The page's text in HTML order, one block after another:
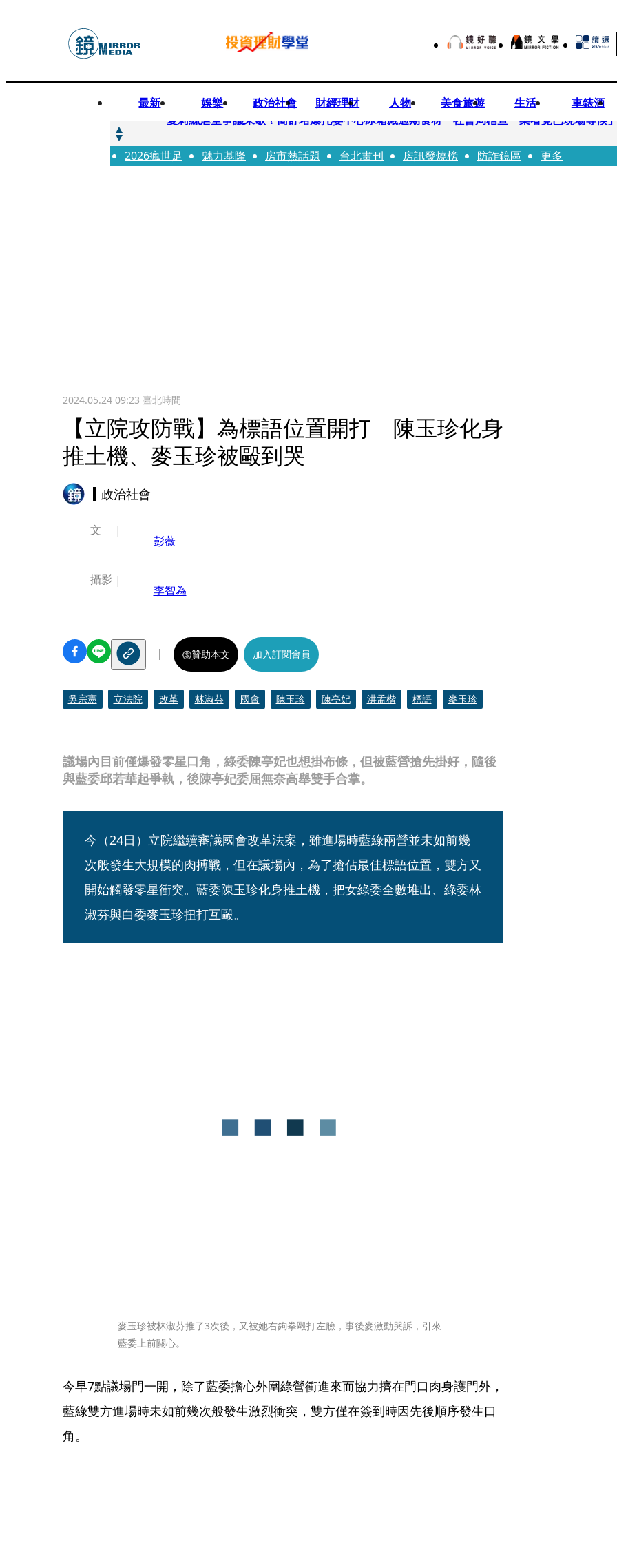
最新 娛樂 政治社會 財經理財 人物 美食旅遊 生活 車錶酒
快訊
夏莉絲虐童爭議未歇！簡舒培爆托嬰中心冰箱藏過期食材 社會局稽查「業者竟已現場等候
快訊
疊單計時算法現歧異 外送工會開戰Uber Eats
2026瘋世足 魅力基隆 房市熱話題 台北畫刊 房訊發燒榜 防詐鏡區 更多
2024.05.24 09:23 臺北時間
【立院攻防戰】為標語位置開打 陳玉珍化身
推土機、麥玉珍被毆到哭
政治社會
議場內目前僅爆發零星口角，綠委陳亭妃也想掛布條，但被藍營搶先掛好，隨後
與藍委邱若華起爭執，後陳亭妃委屈無奈高舉雙手合掌。
文
彭薇
攝影
李智為
贊助本文 加入訂閱會員
吳宗憲 立法院 改革 林淑芬 國會 陳玉珍 陳亭妃 洪孟楷 標語 麥玉珍
今（24日）立院繼續審議國會改革法案，雖進場時藍綠兩營並未如前幾
次般發生大規模的肉搏戰，但在議場內，為了搶佔最佳標語位置，雙方又
開始觸發零星衝突。藍委陳玉珍化身推土機，把女綠委全數堆出、綠委林
淑芬與白委麥玉珍扭打互毆。
麥玉珍被林淑芬推了3次後，又被她右鉤拳毆打左臉，事後麥激動哭訴，引來
藍委上前關心。
今早7點議場門一開，除了藍委擔心外圍綠營衝進來而協力擠在門口肉身護門外，
藍綠雙方進場時未如前幾次般發生激烈衝突，雙方僅在簽到時因先後順序發生口
角。